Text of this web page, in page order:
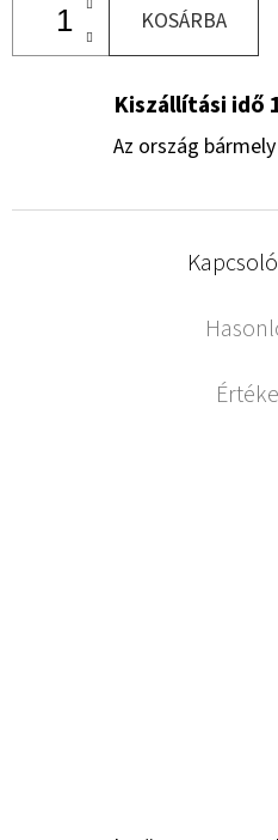
KOSÁRBA
Kiszállítási idő
Az ország